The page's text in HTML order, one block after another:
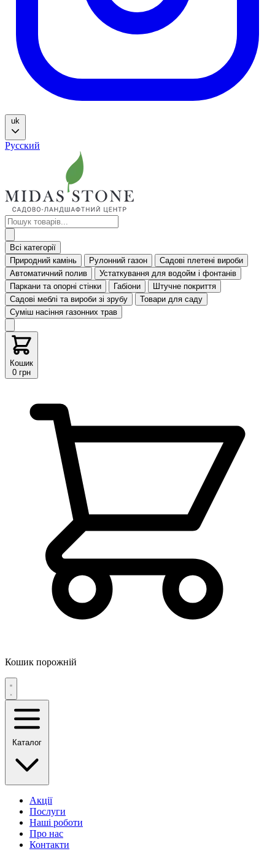
uk
Русский
Всі категорії
Природний камінь
Рулонний газон
Садові плетені вироби
Автоматичний полив
Устаткування для водойм і фонтанів
Паркани та опорні стінки
Габіони
Штучне покриття
Садові меблі та вироби зі зрубу
Товари для саду
Суміш насіння газонних трав
Кошик
0 грн
Кошик порожній
Каталог
Акції
Послуги
Наші роботи
Про нас
Контакти